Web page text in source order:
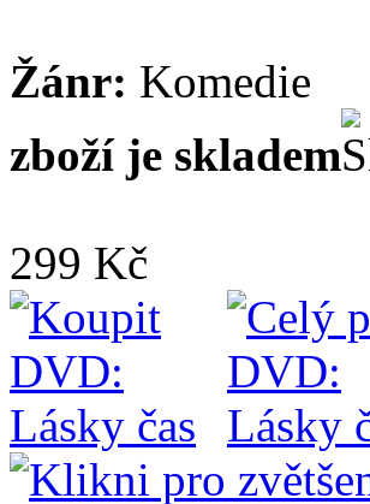
Žánr: Komedie
zboží je skladem
299 Kč